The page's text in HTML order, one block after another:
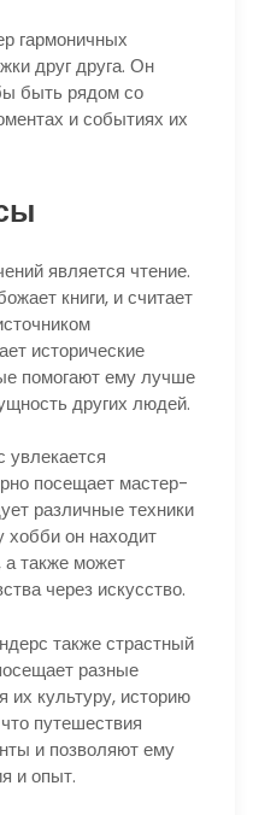
гармоничных
друг друга. Он
быть рядом со
и событиях их
является чтение.
книги, и считает
исторические
помогают ему лучше
других людей.
увлекается
посещает мастер-
различные техники
хобби он находит
а также может
через искусство.
также страстный
разные
их культуру, историю
путешествия
и позволяют ему
и опыт.